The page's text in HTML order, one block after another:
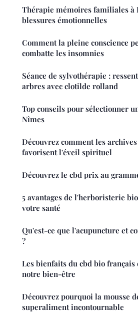
Thérapie mémoires familiales à
blessures émotionnelles
Comment la pleine conscience
combatte les insomnies
Séance de sylvothérapie :
arbres avec clotilde rolland
Top conseils pour sélectionner
Nîmes
Découvrez comment les
favorisent l'éveil spirituel
Découvrez le cbd prix au
5 avantages de l'herboristerie
votre santé
Qu'est-ce que l'acupuncture et
?
Les bienfaits du cbd bio
notre bien-être
Découvrez pourquoi la mousse
superaliment incontournable